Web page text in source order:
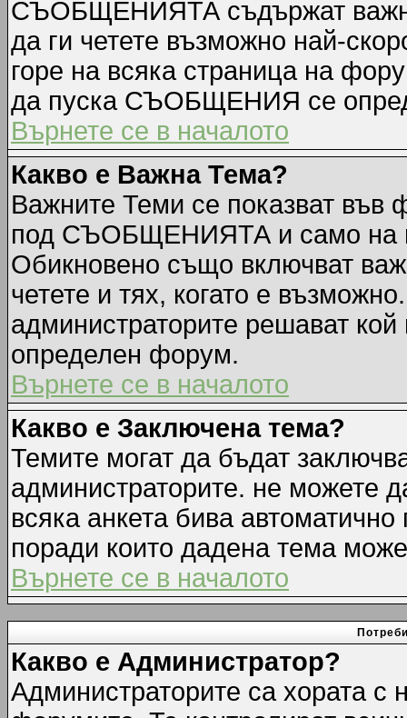
СЪОБЩЕНИЯТА съдържат
да ги четете възможно най-
горе на всяка страница на
да пуска СЪОБЩЕНИЯ се
Върнете се в началото
Какво е Важна Тема?
Важните Теми се показват във
под СЪОБЩЕНИЯТА и само на
Обикновено също включват
четете и тях, когато е
администраторите решават
определен форум.
Върнете се в началото
Какво е Заключена тема?
Темите могат да бъдат
администраторите. не можете
всяка анкета бива
поради които дадена тема
Върнете се в началото
Какво е Администратор?
Администраторите са хората с